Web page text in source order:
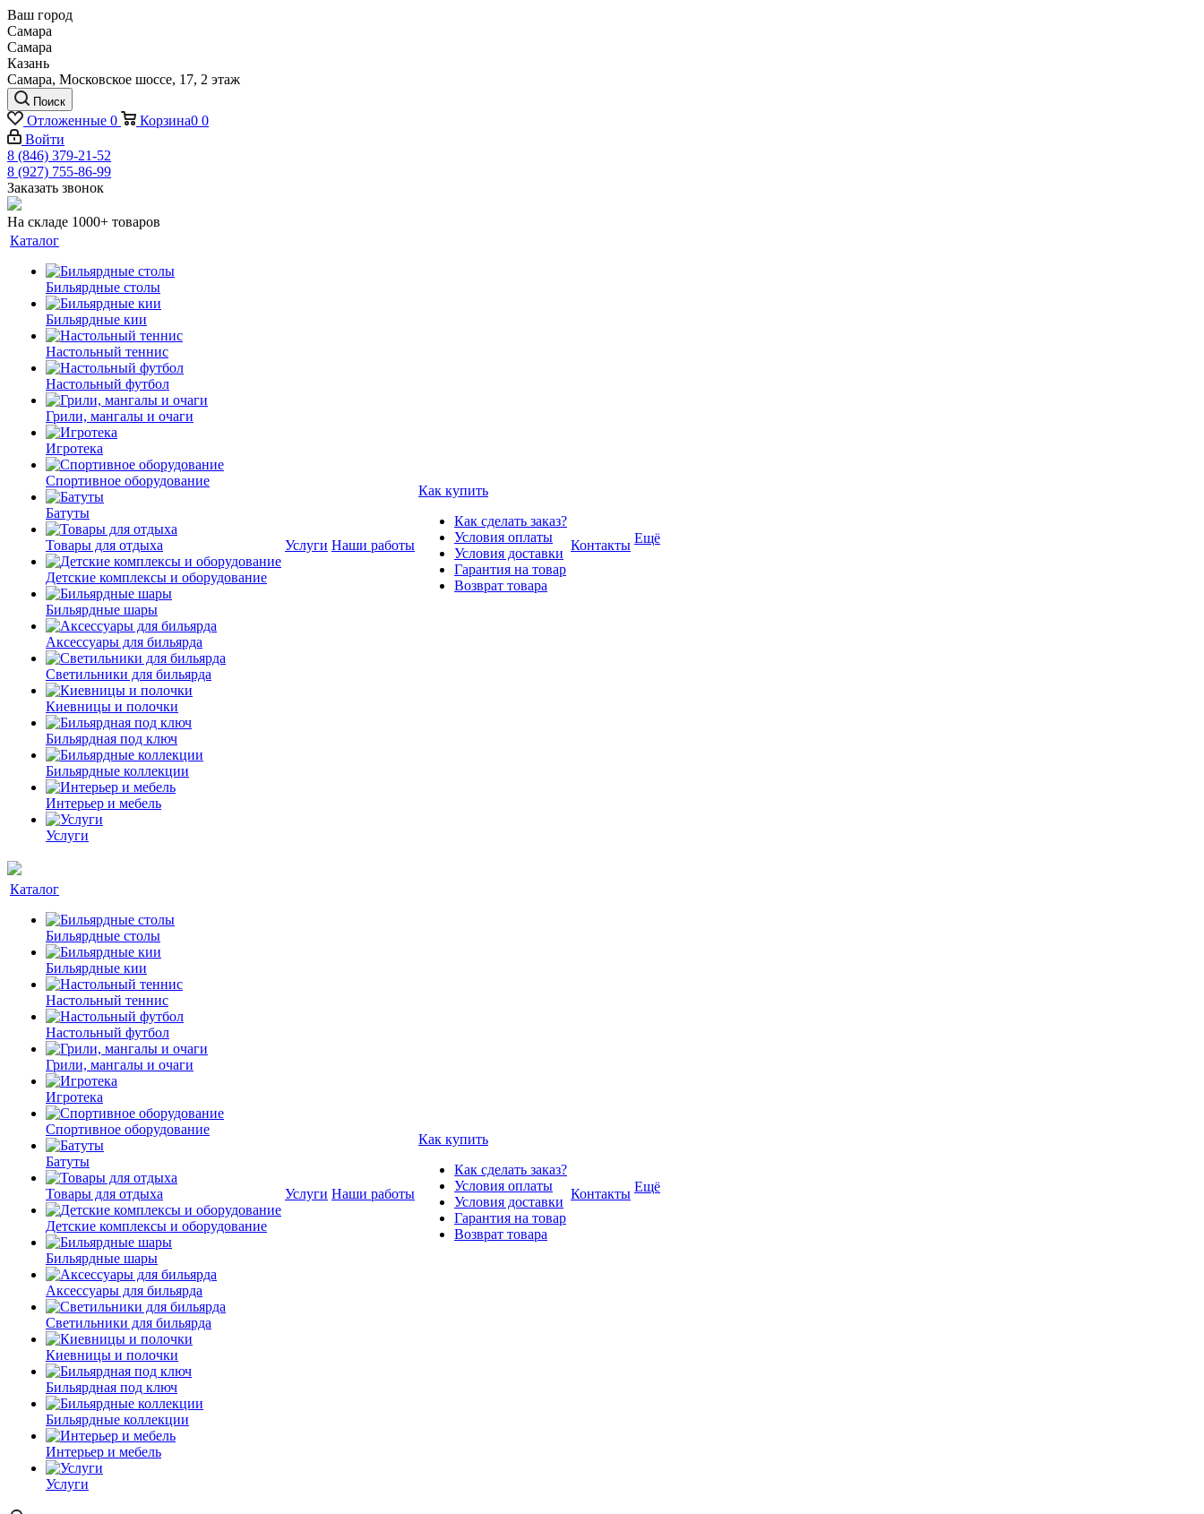
Ваш город
Самара
Самара
Казань
Самара, Московское шоссе, 17, 2 этаж
Поиск
Отложенные 0 Корзина0 0
Войти
8 (846) 379-21-52
8 (927) 755-86-99
Заказать звонок
На складе 1000+ товаров
Каталог
Бильярдные столы
Бильярдные кии
Настольный теннис
Настольный футбол
Грили, мангалы и очаги
Игротека
Спортивное оборудование
Батуты
Товары для отдыха
Детские комплексы и оборудование
Бильярдные шары
Аксессуары для бильярда
Светильники для бильярда
Киевницы и полочки
Бильярдная под ключ
Бильярдные коллекции
Интерьер и мебель
Услуги
Услуги Наши работы
Как купить
Как сделать заказ?
Условия оплаты
Условия доставки
Гарантия на товар
Возврат товара
Контакты Ещё
Каталог
Бильярдные столы
Бильярдные кии
Настольный теннис
Настольный футбол
Грили, мангалы и очаги
Игротека
Спортивное оборудование
Батуты
Товары для отдыха
Детские комплексы и оборудование
Бильярдные шары
Аксессуары для бильярда
Светильники для бильярда
Киевницы и полочки
Бильярдная под ключ
Бильярдные коллекции
Интерьер и мебель
Услуги
Услуги Наши работы
Как купить
Как сделать заказ?
Условия оплаты
Условия доставки
Гарантия на товар
Возврат товара
Контакты Ещё